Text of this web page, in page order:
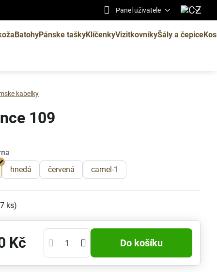
Panel uživatele
BatohyPánske taškyKlíčenkyVizitkovníkyŠály a čepice
kabelky
109
hnedá červená camel-1
7 ks)
Kč Do košíku